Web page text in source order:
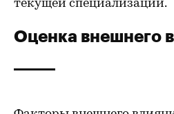
текущей специализации.
Оценка внешнего